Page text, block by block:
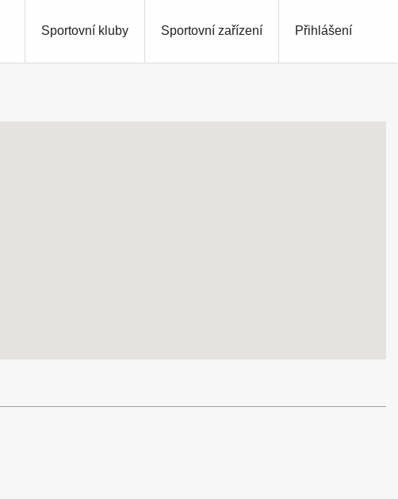
Přihlášení
Sportovní kluby Sportovní zařízení